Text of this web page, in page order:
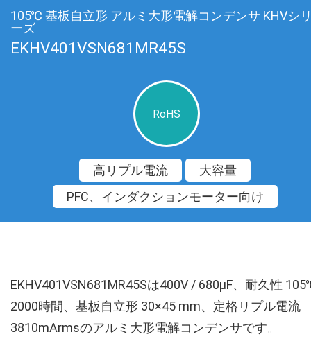
105℃ 基板自立形 アルミ大形電解コンデンサ KHVシ
ーズ
EKHV401VSN681MR45S
RoHS
高リプル電流
大容量
PFC、インダクションモーター向け
EKHV401VSN681MR45Sは400V / 680µF、耐久性
2000時間、基板自立形 30×45 mm、定格リプル電流
3810mArmsのアルミ大形電解コンデンサです。